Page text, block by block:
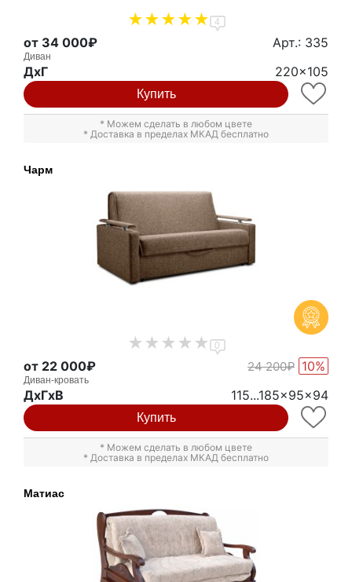
4
от 34 000₽ Арт.: 335
Диван
ДxГ 220x105
Купить
* Можем сделать в любом цвете
* Доставка в пределах МКАД бесплатно
Чарм
0
от 22 000₽ 24 200₽ 10%
Диван-кровать
ДxГxВ 115...185x95x94
Купить
* Можем сделать в любом цвете
* Доставка в пределах МКАД бесплатно
Матиас